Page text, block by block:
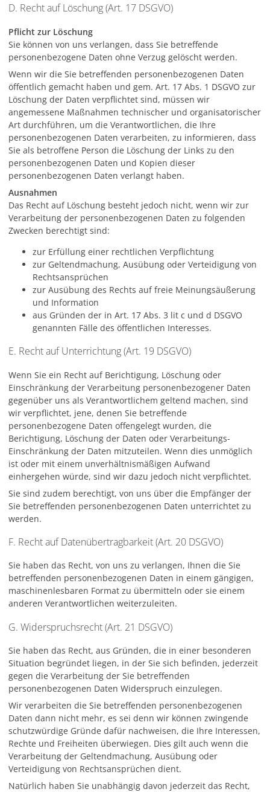
D. Recht auf Löschung (Art. 17 DSGVO)
Pflicht zur Löschung
Sie können von uns verlangen, dass Sie betreffende
personenbezogene Daten ohne Verzug gelöscht werden.
Wenn wir die Sie betreffenden personenbezogenen Daten
öffentlich gemacht haben und gem. Art. 17 Abs. 1 DSGVO zur
Löschung der Daten verpflichtet sind, müssen wir
angemessene Maßnahmen technischer und organisatorischer
Art durchführen, um die Verantwortlichen, die Ihre
personenbezogenen Daten verarbeiten, zu informieren, dass
Sie als betroffene Person die Löschung der Links zu den
personenbezogenen Daten und Kopien dieser
personenbezogenen Daten verlangt haben.
Ausnahmen
Das Recht auf Löschung besteht jedoch nicht, wenn wir zur
Verarbeitung der personenbezogenen Daten zu folgenden
Zwecken berechtigt sind:
zur Erfüllung einer rechtlichen Verpflichtung
zur Geltendmachung, Ausübung oder Verteidigung von
Rechtsansprüchen
zur Ausübung des Rechts auf freie Meinungsäußerung
und Information
aus Gründen der in Art. 17 Abs. 3 lit c und d DSGVO
genannten Fälle des öffentlichen Interesses.
E. Recht auf Unterrichtung (Art. 19 DSGVO)
Wenn Sie ein Recht auf Berichtigung, Löschung oder
Einschränkung der Verarbeitung personenbezogener Daten
gegenüber uns als Verantwortlichem geltend machen, sind
wir verpflichtet, jene, denen Sie betreffende
personenbezogene Daten offengelegt wurden, die
Berichtigung, Löschung der Daten oder Verarbeitungs-
Einschränkung der Daten mitzuteilen. Wenn dies unmöglich
ist oder mit einem unverhältnismäßigen Aufwand
einhergehen würde, sind wir dazu jedoch nicht verpflichtet.
Sie sind zudem berechtigt, von uns über die Empfänger der
Sie betreffenden personenbezogenen Daten unterrichtet zu
werden.
F. Recht auf Datenübertragbarkeit (Art. 20 DSGVO)
Sie haben das Recht, von uns zu verlangen, Ihnen die Sie
betreffenden personenbezogenen Daten in einem gängigen,
maschinenlesbaren Format zu übermitteln oder sie einem
anderen Verantwortlichen weiterzuleiten.
G. Widerspruchsrecht (Art. 21 DSGVO)
Sie haben das Recht, aus Gründen, die in einer besonderen
Situation begründet liegen, in der Sie sich befinden, jederzeit
gegen die Verarbeitung der Sie betreffenden
personenbezogenen Daten Widerspruch einzulegen.
Wir verarbeiten die Sie betreffenden personenbezogenen
Daten dann nicht mehr, es sei denn wir können zwingende
schutzwürdige Gründe dafür nachweisen, die Ihre Interessen,
Rechte und Freiheiten überwiegen. Dies gilt auch wenn die
Verarbeitung der Geltendmachung, Ausübung oder
Verteidigung von Rechtsansprüchen dient.
Natürlich haben Sie unabhängig davon jederzeit das Recht,